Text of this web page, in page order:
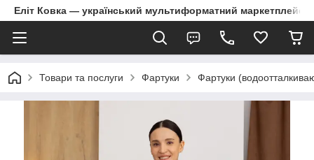
Еліт Ковка — український мультиформатний маркетплейс
Товари та послуги Фартуки Фартуки